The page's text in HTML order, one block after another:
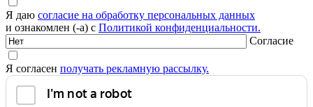
Я даю согласие на обработку персональных данных
и ознакомлен (-а) с Политикой конфиденциальности.
Согласие
Я согласен получать рекламную рассылку.